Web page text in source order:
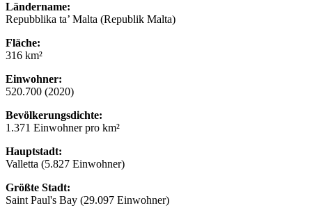
Ländername:
Repubblika ta’ Malta (Republik Malta)
Fläche:
316 km²
Einwohner:
520.700 (2020)
Bevölkerungsdichte:
1.371 Einwohner pro km²
Hauptstadt:
Valletta (5.827 Einwohner)
Größte Stadt:
Saint Paul's Bay (29.097 Einwohner)